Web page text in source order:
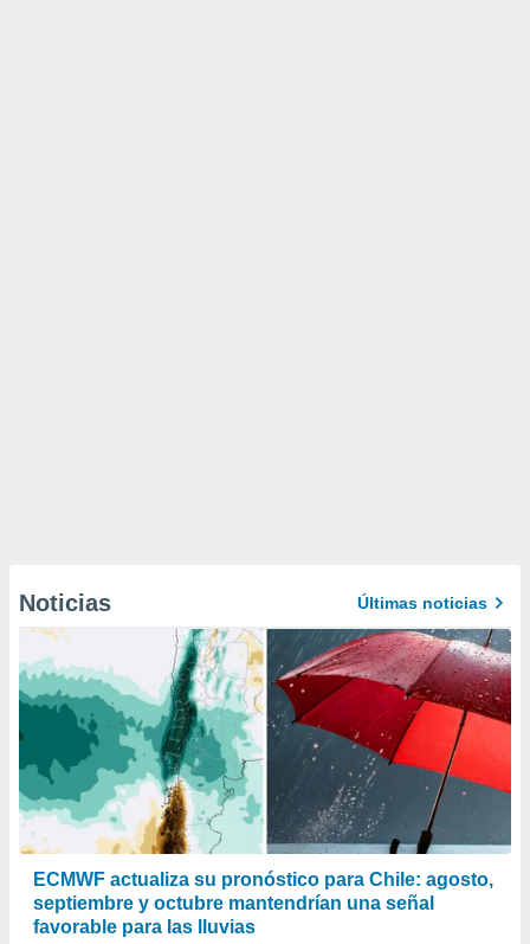
Noticias Últimas noticias
ECMWF actualiza su pronóstico para Chile: agosto,
septiembre y octubre mantendrían una señal
favorable para las lluvias